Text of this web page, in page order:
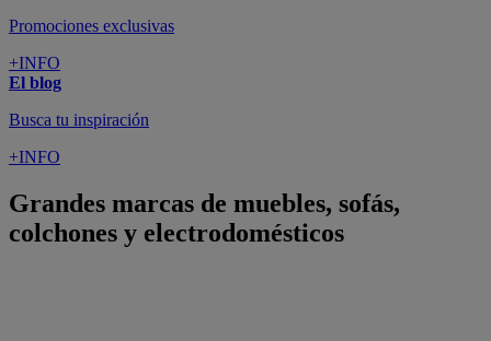
Promociones exclusivas
+INFO
El blog
Busca tu inspiración
+INFO
Grandes marcas de muebles, sofás,
colchones y electrodomésticos